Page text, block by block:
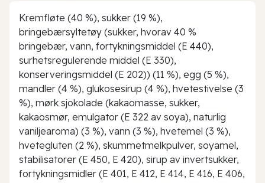
Kremfløte (40 %), sukker (19 %),
bringebærsyltetøy (sukker, hvorav 40 %
bringebær, vann, fortykningsmiddel (E 440),
surhetsregulerende middel (E 330),
konserveringsmiddel (E 202)) (11 %), egg (5 %),
mandler (4 %), glukosesirup (4 %), hvetestivelse (3
%), mørk sjokolade (kakaomasse, sukker,
kakaosmør, emulgator (E 322 av soya), naturlig
vaniljearoma) (3 %), vann (3 %), hvetemel (3 %),
hvetegluten (2 %), skummetmelkpulver, soyamel,
stabilisatorer (E 450, E 420), sirup av invertsukker,
fortykningsmidler (E 401, E 412, E 414, E 416, E 406,